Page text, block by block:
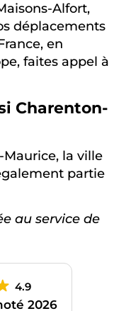
Alfort,
déplacements
en
faites appel à
Charenton-
la ville
partie
au service de
4.9
2026